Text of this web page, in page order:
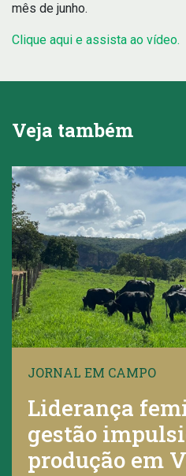
mês de junho.
Clique aqui e assista ao vídeo.
Veja também
JORNAL EM CAMPO
Liderança
gestão
produção em